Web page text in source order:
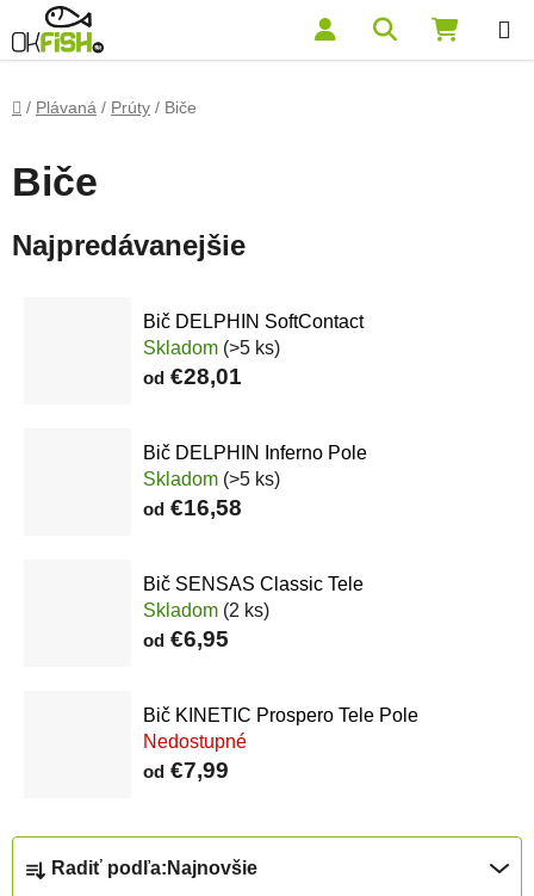
Prejsť na obsah Hľadať
Domov
/ Plávaná / Prúty / Biče
Biče
Najpredávanejšie
Bič DELPHIN SoftContact
Skladom (>5 ks)
od €28,01
Bič DELPHIN Inferno Pole
Skladom (>5 ks)
od €16,58
Bič SENSAS Classic Tele
Skladom (2 ks)
od €6,95
Bič KINETIC Prospero Tele Pole
Nedostupné
od €7,99
Radenie produktov
Radiť podľa: Najnovšie